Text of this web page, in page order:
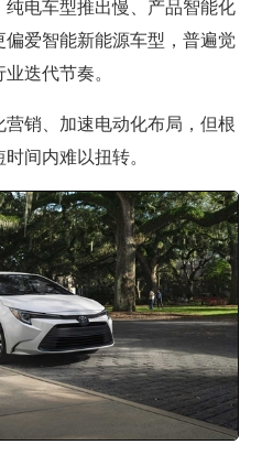
电车型推出慢、产品智能化
爱智能新能源车型，普遍觉
迭代节奏。
销、加速电动化布局，但根
间内难以扭转。